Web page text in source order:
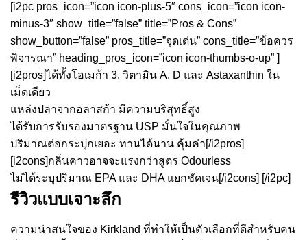
[i2pc pros_icon=”icon icon-plus-5″ cons_icon=”icon icon-
minus-3″ show_title=”false” title=”Pros & Cons”
show_button=”false” pros_title=”จุดเด่น” cons_title=”ข้อควร
พิจารณา” heading_pros_icon=”icon icon-thumbs-o-up” ]
[i2pros]ได้ทั้งโอเมก้า 3, วิตามิน A, D และ Astaxanthin ใน
เม็ดเดียว
แหล่งปลาจากอลาสก้า มีความบริสุทธิ์สูง
ได้รับการรับรองมาตรฐาน USP มั่นใจในคุณภาพ
ปริมาณต่อกระปุกเยอะ ทานได้นาน คุ้มค่า[/i2pros]
[i2cons]กลิ่นคาวอาจจะแรงกว่าสูตร Odourless
ไม่ได้ระบุปริมาณ EPA และ DHA แยกชัดเจน[/i2cons] [/i2pc]
รีวิวแบบเจาะลึก
ความน่าสนใจของ Kirkland ที่ทำให้เป็นตัวเลือกที่ดีสำหรับคน